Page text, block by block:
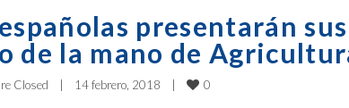
presentarán
de la mano de
Closed 14 febrero, 2018 0